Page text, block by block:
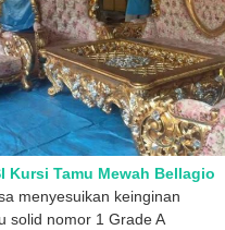
Kursi Tamu Mewah Bellagio
menyesuikan keinginan
solid nomor 1 Grade A